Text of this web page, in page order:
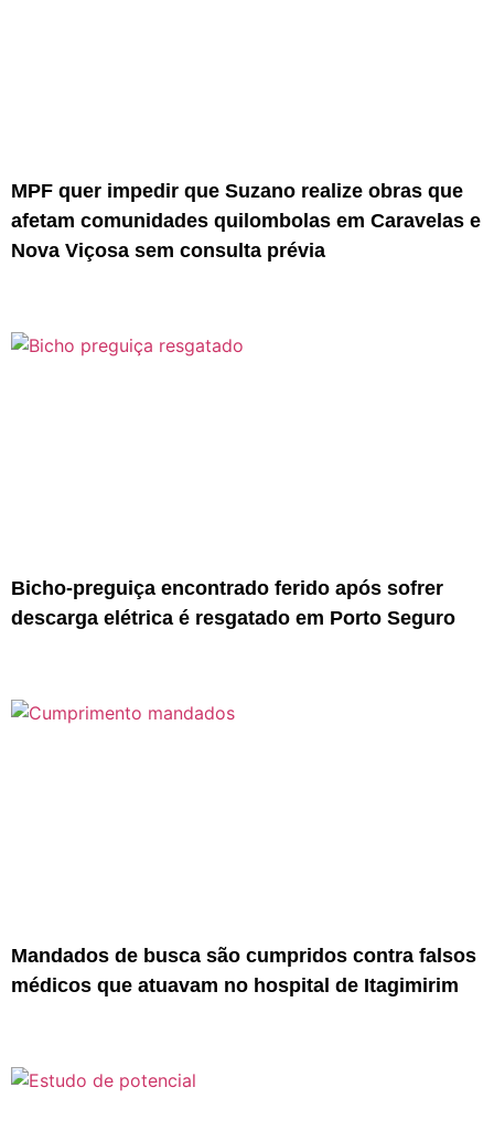
MPF quer impedir que Suzano realize obras que
afetam comunidades quilombolas em Caravelas e
Nova Viçosa sem consulta prévia
Bicho-preguiça encontrado ferido após sofrer
descarga elétrica é resgatado em Porto Seguro
Mandados de busca são cumpridos contra falsos
médicos que atuavam no hospital de Itagimirim